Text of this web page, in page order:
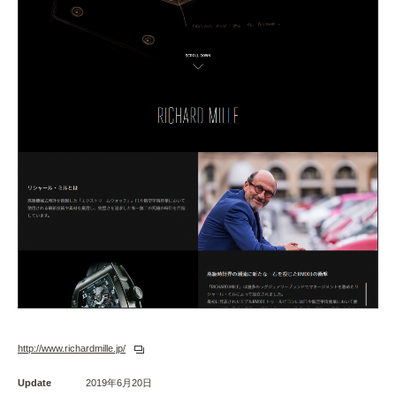
http://www.richardmille.jp/
Update 2019年6月20日